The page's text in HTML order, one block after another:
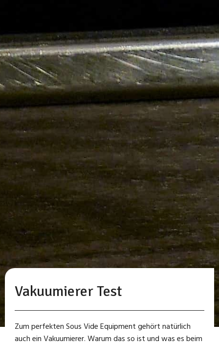
Vakuumierer Test
Zum perfekten Sous Vide Equipment gehört natürlich
auch ein Vakuumierer. Warum das so ist und was es beim